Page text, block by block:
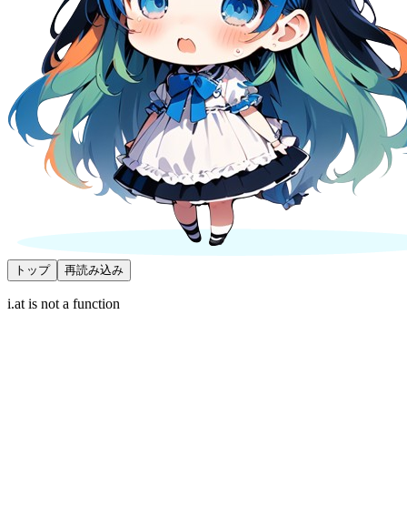
トップ 再読み込み
i.at is not a function